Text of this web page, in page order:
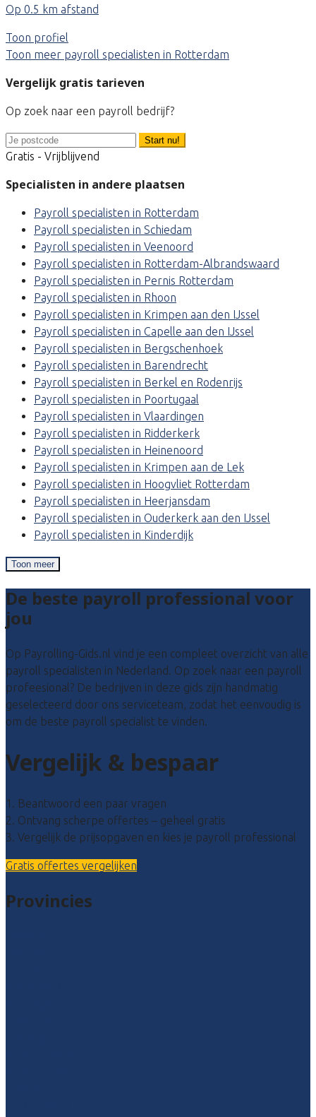
Op 0.5 km afstand
Toon profiel
Toon meer payroll specialisten in Rotterdam
Vergelijk gratis tarieven
Op zoek naar een payroll bedrijf?
Start nu!
Gratis - Vrijblijvend
Specialisten in andere plaatsen
Payroll specialisten in Rotterdam
Payroll specialisten in Schiedam
Payroll specialisten in Veenoord
Payroll specialisten in Rotterdam-Albrandswaard
Payroll specialisten in Pernis Rotterdam
Payroll specialisten in Rhoon
Payroll specialisten in Krimpen aan den IJssel
Payroll specialisten in Capelle aan den IJssel
Payroll specialisten in Bergschenhoek
Payroll specialisten in Barendrecht
Payroll specialisten in Berkel en Rodenrijs
Payroll specialisten in Poortugaal
Payroll specialisten in Vlaardingen
Payroll specialisten in Ridderkerk
Payroll specialisten in Heinenoord
Payroll specialisten in Krimpen aan de Lek
Payroll specialisten in Hoogvliet Rotterdam
Payroll specialisten in Heerjansdam
Payroll specialisten in Ouderkerk aan den IJssel
Payroll specialisten in Kinderdijk
Toon meer
De beste payroll professional voor
jou
Op Payrolling-Gids.nl vind je een compleet overzicht van alle
payroll specialisten in Nederland. Op zoek naar een payroll
profeesional? De bedrijven in deze gids zijn handmatig
geselecteerd door ons serviceteam, zodat het eenvoudig is
om de beste payroll specialist te vinden.
Vergelijk & bespaar
1. Beantwoord een paar vragen
2. Ontvang scherpe offertes – geheel gratis
3. Vergelijk de prijsopgaven en kies je payroll professional
Gratis offertes vergelijken
Provincies